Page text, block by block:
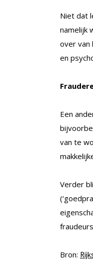
Niet dat
namelijk
over van
en
Een
van te
Verder
Bron: